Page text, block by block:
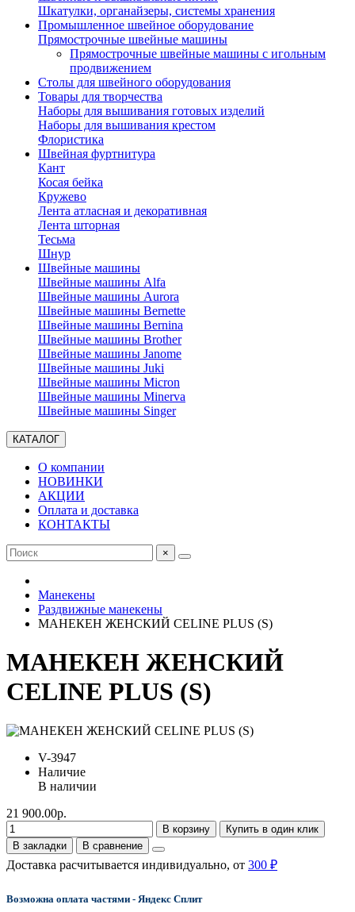
Шкатулки, органайзеры, системы хранения
Промышленное швейное оборудование
Прямострочные швейные машины
Прямострочные швейные машины с игольным
продвижением
Столы для швейного оборудования
Товары для творчества
Наборы для вышивания готовых изделий
Наборы для вышивания крестом
Флористика
Швейная фуртнитура
Кант
Косая бейка
Кружево
Лента aтласная и декоративная
Лента шторная
Тесьма
Шнур
Швейные машины
Швейные машины Alfa
Швейные машины Aurora
Швейные машины Bernette
Швейные машины Bernina
Швейные машины Brother
Швейные машины Janome
Швейные машины Juki
Швейные машины Micron
Швейные машины Minerva
Швейные машины Singer
КАТАЛОГ
О компании
НОВИНКИ
АКЦИИ
Оплата и доставка
КОНТАКТЫ
×
Манекены
Раздвижные манекены
МАНЕКЕН ЖЕНСКИЙ CELINE PLUS (S)
МАНЕКЕН ЖЕНСКИЙ
CELINE PLUS (S)
V-3947
Наличие
В наличии
21 900.00р.
В корзину
Купить в один клик
В закладки
В сравнение
Доставка расчитывается индивидуально, от 300 ₽
Возможна оплата частями - Яндекс Сплит